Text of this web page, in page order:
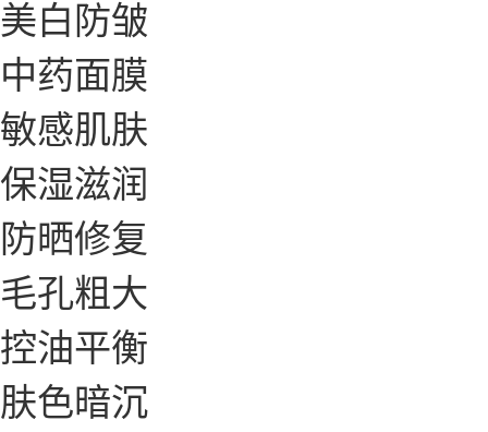
美白防皱
中药面膜
敏感肌肤
保湿滋润
防晒修复
毛孔粗大
控油平衡
肤色暗沉